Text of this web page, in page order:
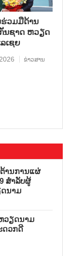
ວມ​ມື​ດ້ານ​
ນ​ຊາດ ຫວຽດ​
ເຊຍ
ຂ່າວສານ
ານການແຜ່
ສຳລັບຜູ້
ດນາມ
ວຽດນາມ
ດວກດີ